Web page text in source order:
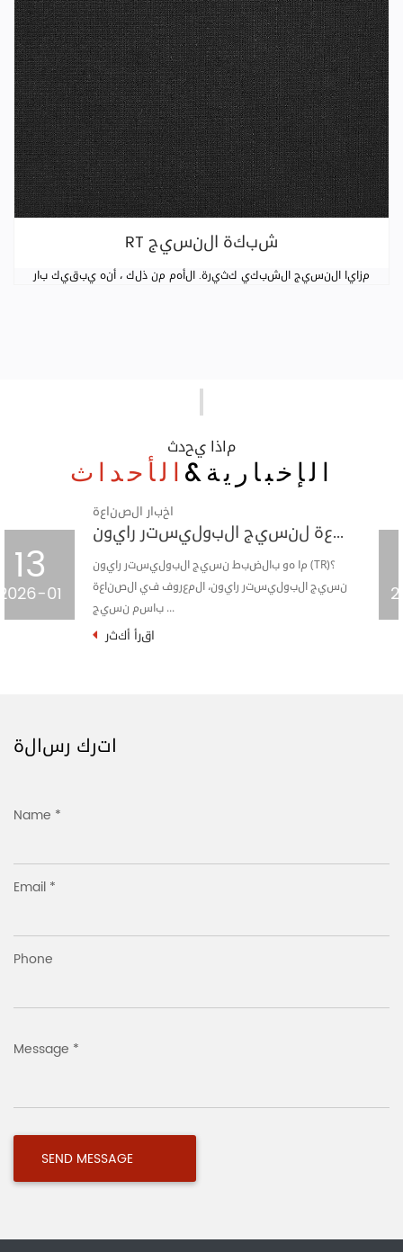
RT شبكة النسيج
مزايا النسيج الشبكي كثيرة. الأهم من ذلك ، أنه يبقيك بار
ماذا يحدث
الإخبارية& الأحداث
دليل الشركة المصنعة لنسيج البوليستر رايون (TR): لماذا يهيمن على سوق الملابس العالمية
نسيج
23
2024-09
المرصعة بالنجوم الشاسعة لصناعة
أصبح قماش الجاكار المحبوك ذو
اترك رسالة
Name *
Email *
Phone
Message *